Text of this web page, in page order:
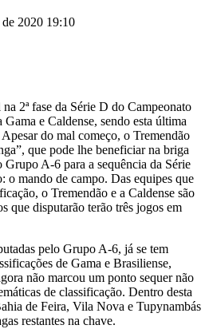
2020 19:10
2ª fase da Série D do Campeonato
e Caldense, sendo esta última
do mal começo, o Tremendão
que pode lhe beneficiar na briga
Grupo A-6 para a sequência da Série
o mando de campo. Das equipes que
o Tremendão e a Caldense são
que disputarão terão três jogos em
pelo Grupo A-6, já se tem
de Gama e Brasiliense,
não marcou um ponto sequer não
de classificação. Dentro desta
de Feira, Vila Nova e Tupynambás
restantes na chave.